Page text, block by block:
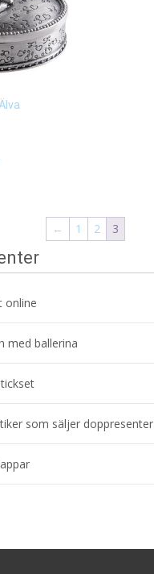
← 1 2 3
online
med ballerina
som säljer doppresenter